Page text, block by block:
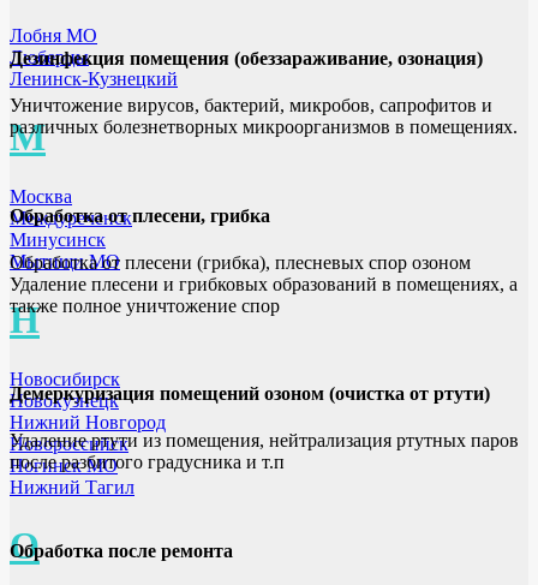
Лобня МО
Люберцы
Ленинск-Кузнецкий
М
Москва
Междуреченск
Минусинск
Мытищи МО
Н
Новосибирск
Новокузнецк
Нижний Новгород
Новороссийск
Ногинск МО
Нижний Тагил
О
Дезинфекция помещения (обеззараживание, озонация)
Уничтожение вирусов, бактерий, микробов, сапрофитов и
различных болезнетворных микроорганизмов в помещениях.
Обработка от плесени, грибка
Обработка от плесени (грибка), плесневых спор озоном
Удаление плесени и грибковых образований в помещениях, а
также полное уничтожение спор
Демеркуризация помещений озоном (очистка от ртути)
Удаление ртути из помещения, нейтрализация ртутных паров
после разбитого градусника и т.п
Обработка после ремонта